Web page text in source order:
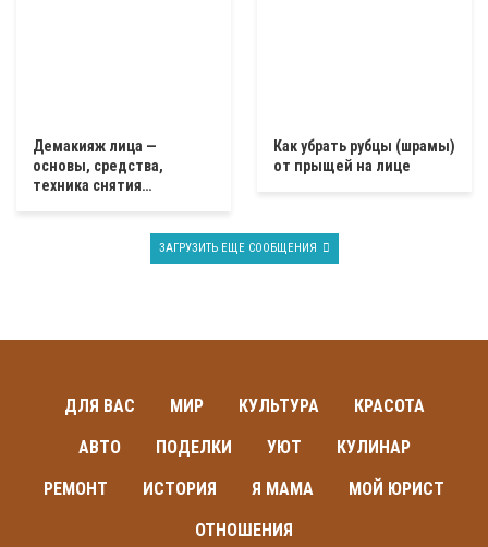
Демакияж лица —
основы, средства,
техника снятия…
Как убрать рубцы (шрамы)
от прыщей на лице
ЗАГРУЗИТЬ ЕЩЕ СООБЩЕНИЯ
ДЛЯ ВАС МИР КУЛЬТУРА
КРАСОТА
АВТО
ПОДЕЛКИ УЮТ
КУЛИНАР
РЕМОНТ
ИСТОРИЯ Я МАМА
МОЙ ЮРИСТ
ОТНОШЕНИЯ